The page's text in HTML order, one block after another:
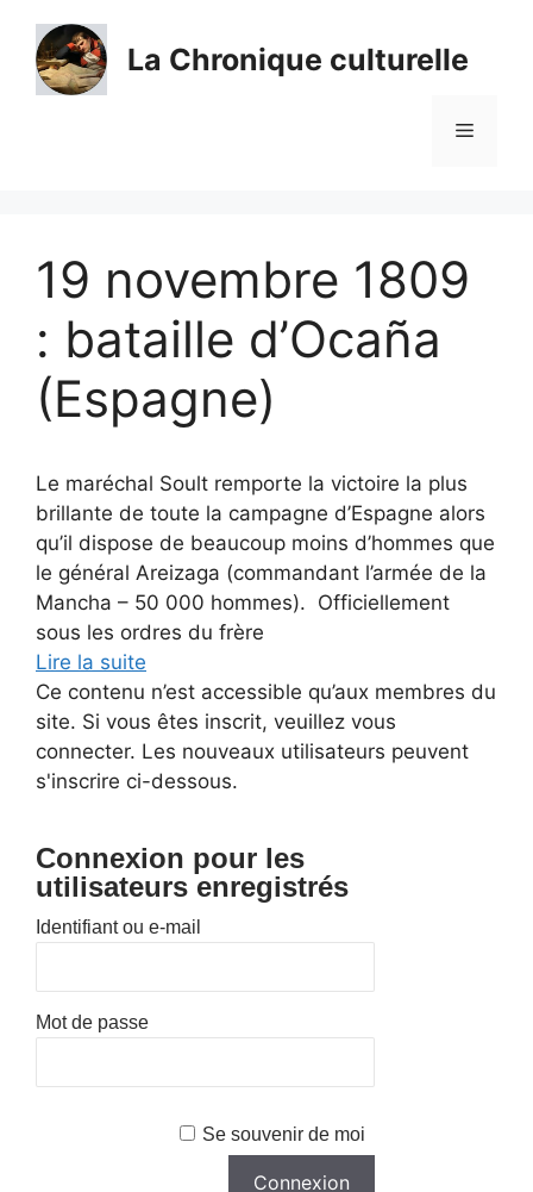
contenu
La Chronique culturelle
Menu
19 novembre 1809
: bataille d’Ocaña
(Espagne)
Le maréchal Soult remporte la victoire la plus
brillante de toute la campagne d’Espagne alors
qu’il dispose de beaucoup moins d’hommes que
le général Areizaga (commandant l’armée de la
Mancha – 50 000 hommes). Officiellement
sous les ordres du frère
Lire la suite
Ce contenu n’est accessible qu’aux membres du
site. Si vous êtes inscrit, veuillez vous
connecter. Les nouveaux utilisateurs peuvent
s'inscrire ci-dessous.
Connexion pour les
utilisateurs enregistrés
Identifiant ou e-mail
Mot de passe
Se souvenir de moi